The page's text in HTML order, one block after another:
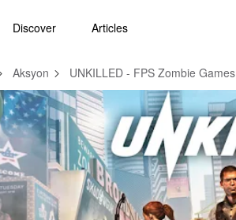
Discover Articles
Aksyon UNKILLED - FPS Zombie Games